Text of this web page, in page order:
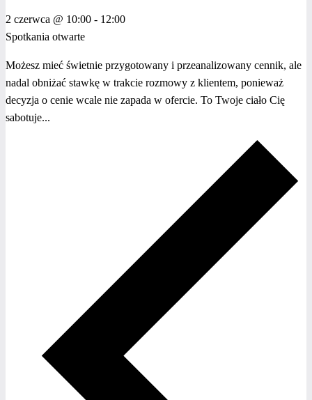
2 czerwca @ 10:00 - 12:00
Spotkania otwarte
Możesz mieć świetnie przygotowany i przeanalizowany cennik, ale
nadal obniżać stawkę w trakcie rozmowy z klientem, ponieważ
decyzja o cenie wcale nie zapada w ofercie. To Twoje ciało Cię
sabotuje...